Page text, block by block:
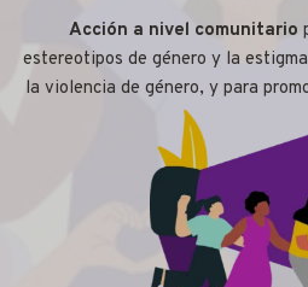
Acción a nivel comunitario
estereotipos de género y la
la violencia de género, y para